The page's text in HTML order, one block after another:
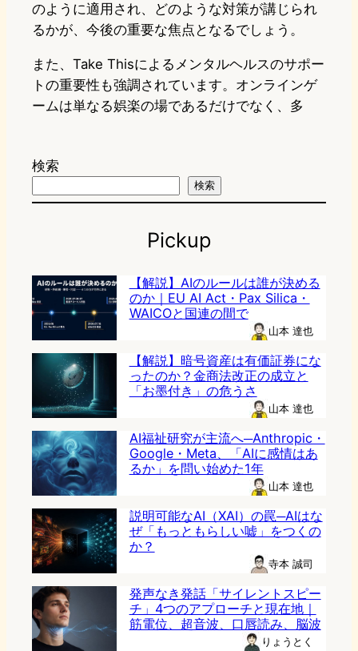
のように適用され、どのような対策が講じられ
るかが、今後の重要な焦点となるでしょう。
また、Take Thisによるメンタルヘルスのサポー
トの重要性も強調されています。オンラインゲ
ームは単なる娯楽の場であるだけでなく、多
検索
検索
Pickup
【解説】AIのルールは誰が決める
のか｜EU AI Act・Pax Silica・
WAICOと国連の間で
山本 達也
【解説】暗号資産は有価証券にな
ったのか？金商法改正の成立と
「お墨付き」の危うさ
山本 達也
AI福祉研究が主流へ─Anthropic・
Google・Meta、「AIに感情はあ
るか」を問い始めた1年
山本 達也
説明可能なAI（XAI）の罠─AIはな
ぜ「もっともらしい嘘」をつくの
か？
寺本 誠司
発声なき発話「サイレントスピー
チ」4つのアプローチと現在地｜
筋電位、超音波、口唇読み、脳波
りょうとく